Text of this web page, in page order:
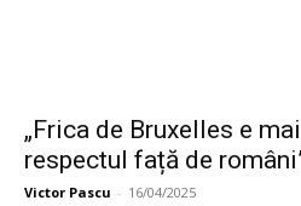
„Frica de Bruxelles e
respectul față de
Victor Pascu - 16/04/2025